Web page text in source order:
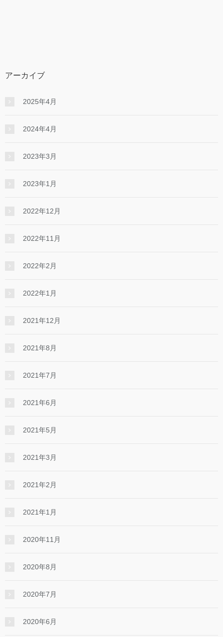
アーカイブ
2025年4月
2024年4月
2023年3月
2023年1月
2022年12月
2022年11月
2022年2月
2022年1月
2021年12月
2021年8月
2021年7月
2021年6月
2021年5月
2021年3月
2021年2月
2021年1月
2020年11月
2020年8月
2020年7月
2020年6月